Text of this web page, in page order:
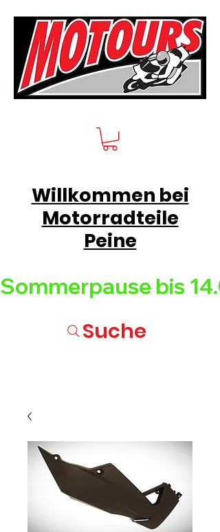
Sommerpause bis
Willkommen bei
Motorradteile
Peine
Suche